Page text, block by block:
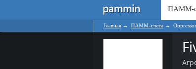
ПАММ-
Главная→ ПАММ-счета →